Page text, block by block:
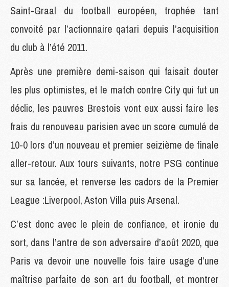
Saint-Graal du football européen, trophée tant
convoité par l’actionnaire qatari depuis l’acquisition
du club à l’été 2011.
Après une première demi-saison qui faisait douter
les plus optimistes, et le match contre City qui fut un
déclic, les pauvres Brestois vont eux aussi faire les
frais du renouveau parisien avec un score cumulé de
10-0 lors d’un nouveau et premier seizième de finale
aller-retour. Aux tours suivants, notre PSG continue
sur sa lancée, et renverse les cadors de la Premier
League :Liverpool, Aston Villa puis Arsenal.
C’est donc avec le plein de confiance, et ironie du
sort, dans l’antre de son adversaire d’août 2020, que
Paris va devoir une nouvelle fois faire usage d’une
maîtrise parfaite de son art du football, et montrer